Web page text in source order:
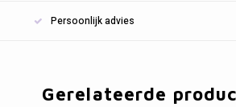
Persoonlijk advies
Gerelateerde